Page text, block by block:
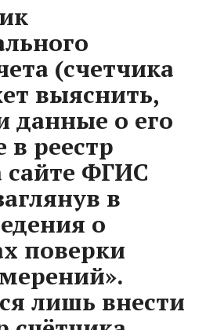
(счетчика
выяснить,
данные о его
в реестр
сайте ФГИС
в
о
поверки
лишь внести